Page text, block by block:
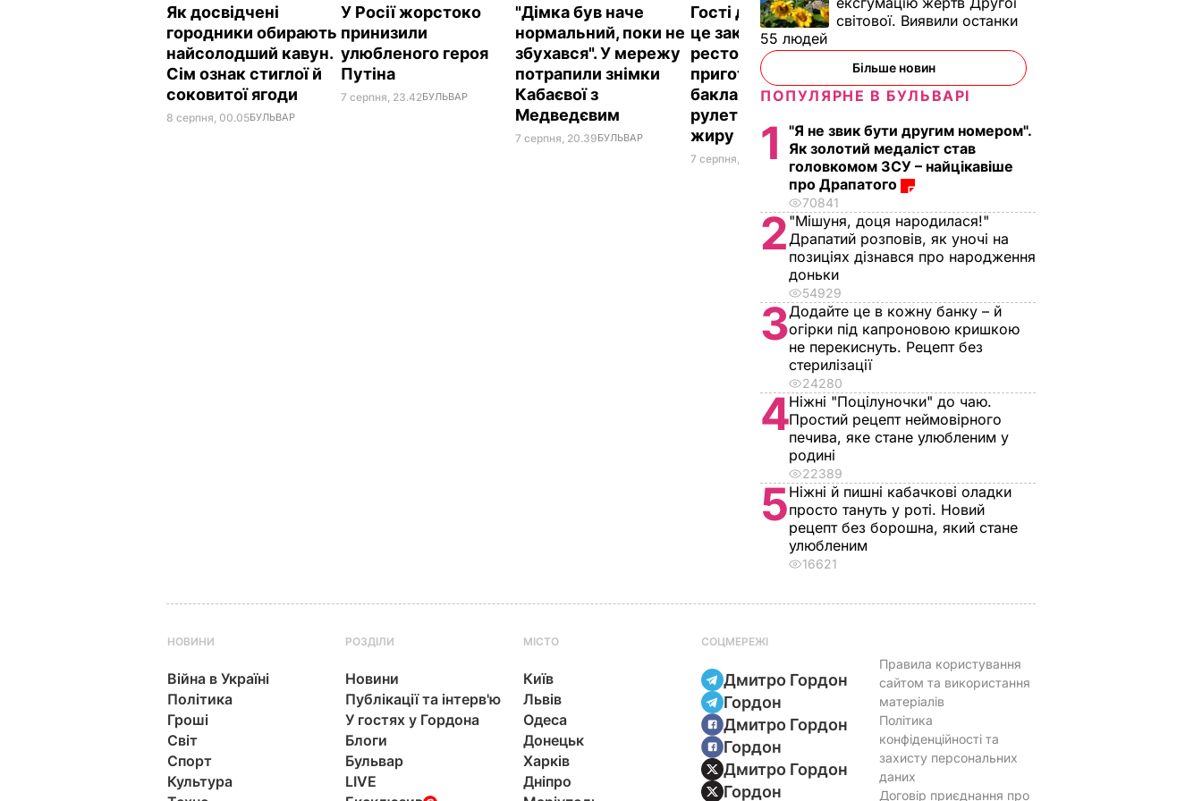
Як досвідчені
городники обирають
найсолодший кавун.
Сім ознак стиглої й
соковитої ягоди
8 серпня, 00.05БУЛЬВАР
У Росії жорстоко
принизили
улюбленого героя
Путіна
7 серпня, 23.42БУЛЬВАР
"Дімка був наче
нормальний, поки не
збухався". У мережу
потрапили знімки
Кабаєвої з
Медведєвим
7 серпня, 20.39БУЛЬВАР
Гості думають, що
це закуска з
ресторану. Як
приготувати ніжні
баклажанні
рулетики без зайвого
жиру
7 серпня, 20.16 БУЛЬВАР
"Нічого нав'язувати
не буду". Драпатий
розповів, яку
професію обрав його
син
світової. Виявили останки
55 людей
Більше новин
ПОПУЛЯРНЕ В БУЛЬВАРІ
1
"Я не звик бути другим номером".
Як золотий медаліст став
головкомом ЗСУ – найцікавіше
про Драпатого
70841
2 "Мішуня, доця народилася!"
Драпатий розповів, як уночі на
позиціях дізнався про народження
доньки
54929
3Додайте це в кожну банку – й
огірки під капроновою кришкою
не перекиснуть. Рецепт без
стерилізації
24280
4Ніжні "Поцілуночки" до чаю.
Простий рецепт неймовірного
печива, яке стане улюбленим у
родині
22389
5Ніжні й пишні кабачкові оладки
просто тануть у роті. Новий
рецепт без борошна, який стане
улюбленим
16621
НОВИНИ
Війна в Україні
Політика
Гроші
Світ
Спорт
Культура
РОЗДІЛИ
Новини
Публікації та інтерв'ю
У гостях у Гордона
Блоги
Бульвар
LIVE
МІСТО
Київ
Львів
Одеса
Донецьк
Харків
Дніпро
СОЦМЕРЕЖІ
Дмитро Гордон
Гордон
Дмитро Гордон
Гордон
Дмитро Гордон
Гордон
Правила користування
сайтом та використання
матеріалів
Політика
конфіденційності та
захисту персональних
даних
Договір приєднання про